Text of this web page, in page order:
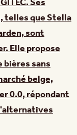
telles que Stella
sont
Elle propose
bières sans
belge,
0.0, répondant